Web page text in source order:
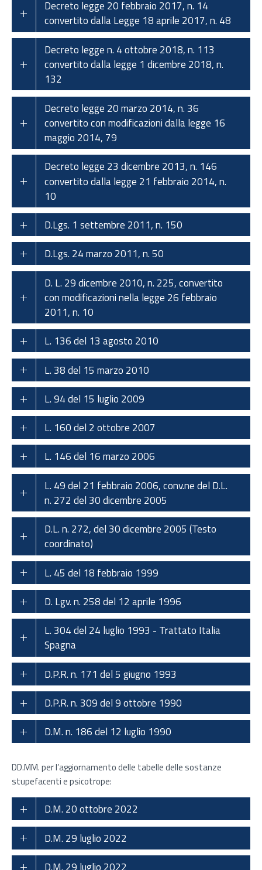
Decreto legge 20 febbraio 2017, n. 14
convertito dalla Legge 18 aprile 2017, n. 48
Decreto legge n. 4 ottobre 2018, n. 113
convertito dalla legge 1 dicembre 2018, n.
132
Decreto legge 20 marzo 2014, n. 36
convertito con modificazioni dalla legge 16
maggio 2014, 79
Decreto legge 23 dicembre 2013, n. 146
convertito dalla legge 21 febbraio 2014, n.
10
D.Lgs. 1 settembre 2011, n. 150
D.Lgs. 24 marzo 2011, n. 50
D. L. 29 dicembre 2010, n. 225, convertito
con modificazioni nella legge 26 febbraio
2011, n. 10
L. 136 del 13 agosto 2010
L. 38 del 15 marzo 2010
L. 94 del 15 luglio 2009
L. 160 del 2 ottobre 2007
L. 146 del 16 marzo 2006
L. 49 del 21 febbraio 2006, conv.ne del D.L.
n. 272 del 30 dicembre 2005
D.L. n. 272, del 30 dicembre 2005 (Testo
coordinato)
L. 45 del 18 febbraio 1999
D. Lgv. n. 258 del 12 aprile 1996
L. 304 del 24 luglio 1993 - Trattato Italia
Spagna
D.P.R. n. 171 del 5 giugno 1993
D.P.R. n. 309 del 9 ottobre 1990
D.M. n. 186 del 12 luglio 1990
DD.MM. per l’aggiornamento delle tabelle delle sostanze
stupefacenti e psicotrope:
D.M. 20 ottobre 2022
D.M. 29 luglio 2022